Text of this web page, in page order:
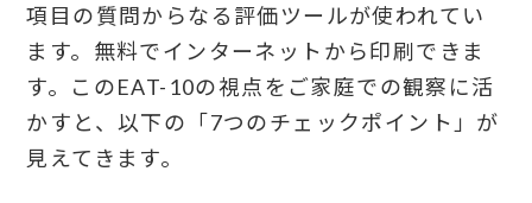
項目の質問からなる評価ツールが使われてい
ます。無料でインターネットから印刷できま
す。このEAT-10の視点をご家庭での観察に活
かすと、以下の「7つのチェックポイント」が
見えてきます。